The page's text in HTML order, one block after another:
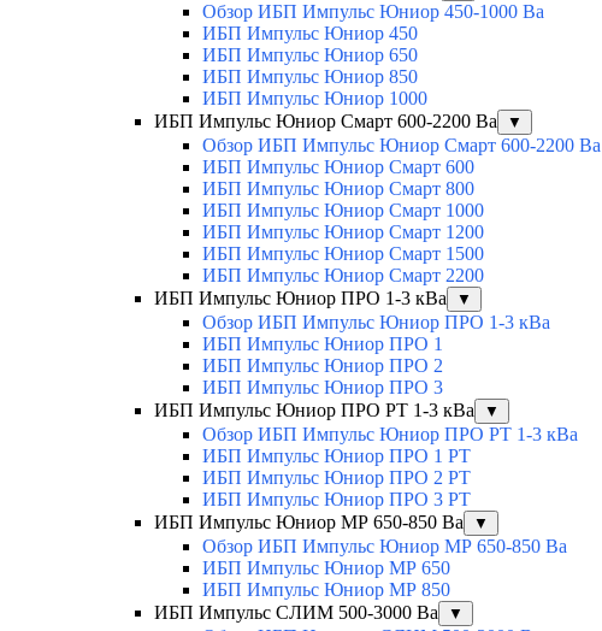
Обзор ИБП Импульс Юниор 450-1000 Ва
ИБП Импульс Юниор 450
ИБП Импульс Юниор 650
ИБП Импульс Юниор 850
ИБП Импульс Юниор 1000
ИБП Импульс Юниор Смарт 600-2200 Ва
▼
Обзор ИБП Импульс Юниор Смарт 600-2200 Ва
ИБП Импульс Юниор Смарт 600
ИБП Импульс Юниор Смарт 800
ИБП Импульс Юниор Смарт 1000
ИБП Импульс Юниор Смарт 1200
ИБП Импульс Юниор Смарт 1500
ИБП Импульс Юниор Смарт 2200
ИБП Импульс Юниор ПРО 1-3 кВа
▼
Обзор ИБП Импульс Юниор ПРО 1-3 кВа
ИБП Импульс Юниор ПРО 1
ИБП Импульс Юниор ПРО 2
ИБП Импульс Юниор ПРО 3
ИБП Импульс Юниор ПРО РТ 1-3 кВа
▼
Обзор ИБП Импульс Юниор ПРО РТ 1-3 кВа
ИБП Импульс Юниор ПРО 1 РТ
ИБП Импульс Юниор ПРО 2 РТ
ИБП Импульс Юниор ПРО 3 РТ
ИБП Импульс Юниор МР 650-850 Ва
▼
Обзор ИБП Импульс Юниор МР 650-850 Ва
ИБП Импульс Юниор МР 650
ИБП Импульс Юниор МР 850
ИБП Импульс СЛИМ 500-3000 Ва
▼